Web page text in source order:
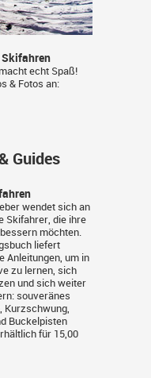
Skifahren
echt Spaß!
& Fotos an:
Guides
wendet sich an
Skifahrer, die ihre
möchten.
liefert
Anleitungen, um in
zu lernen, sich
und sich weiter
souveränes
Kurzschwung,
Buckelpisten
für 15,00